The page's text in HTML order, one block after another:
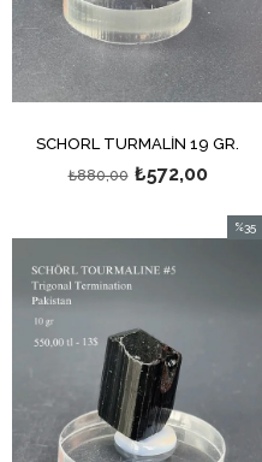
SCHÖRL TURMALİN 19 GR.
₺572,00
₺880,00
%35